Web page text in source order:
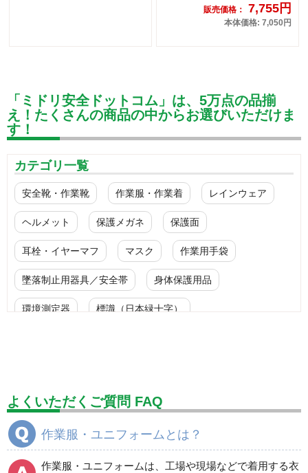
販売価格： 7,755円
本体価格: 7,050円
「ミドリ安全ドットコム」は、5万点の品揃
え！たくさんの商品の中からお選びいただけま
す！
カテゴリ一覧
安全靴・作業靴 作業服・作業着 レインウェア
ヘルメット 保護メガネ 保護面
耳栓・イヤーマフ マスク 作業用手袋
墜落制止用器具／安全帯 身体保護用品
環境測定器 標識（日本緑十字）
設備用品・作業補助用品 工事作業用品
分煙対策機器
電気保守用品 ワイパー クリーンルーム対策用品
よくいただくご質問 FAQ
作業服・ユニフォームとは？
作業服・ユニフォームは、工場や現場などで着用する衣